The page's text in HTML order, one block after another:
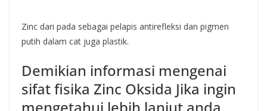
Zinc dari pada sebagai pelapis antirefleksi dan pigmen
putih dalam cat juga plastik.
Demikian informasi mengenai
sifat fisika Zinc Oksida Jika ingin
mengetahui lebih lanjut anda